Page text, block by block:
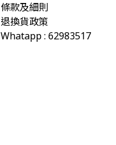
條款及細則
退換貨政策
Whatapp : 62983517